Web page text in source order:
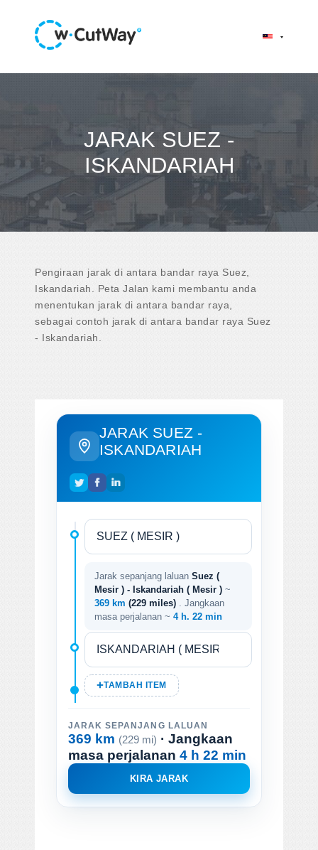
JARAK SUEZ -
ISKANDARIAH
Pengiraan jarak di antara bandar raya Suez,
Iskandariah. Peta Jalan kami membantu anda
menentukan jarak di antara bandar raya,
sebagai contoh jarak di antara bandar raya Suez
- Iskandariah.
JARAK SUEZ -
ISKANDARIAH
Jarak sepanjang laluan Suez (
Mesir ) - Iskandariah ( Mesir ) ~
369 km (229 miles)
. Jangkaan
masa perjalanan ~ 4 h. 22 min
TAMBAH ITEM
JARAK SEPANJANG LALUAN
369 km (229 mi) · Jangkaan
masa perjalanan 4 h 22 min
KIRA JARAK